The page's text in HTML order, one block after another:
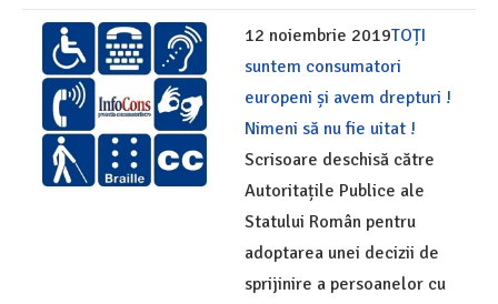
12 noiembrie 2019TOȚI
suntem consumatori
europeni și avem drepturi !
Nimeni să nu fie uitat !
Scrisoare deschisă către
Autoritațile Publice ale
Statului Român pentru
adoptarea unei decizii de
sprijinire a persoanelor cu